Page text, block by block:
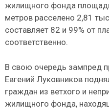
жилищного фонда
метров расселено 2,81
составляет 82 и 99% от
соответственно.
В свою очередь зампред
Евгений Луковников
граждан из ветхого и
жилищного фонда,